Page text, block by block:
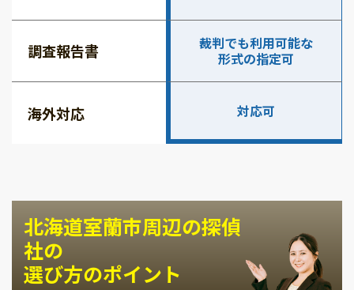
調査報告書
裁判でも利用可能な
形式の指定可
海外対応 対応可
北海道室蘭市周辺の探偵
社の
選び方のポイント